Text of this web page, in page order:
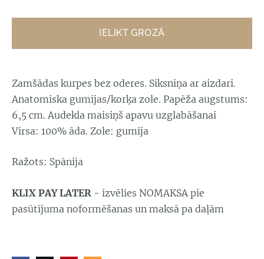
IELIKT GROZĀ
Zamšādas kurpes bez oderes. Siksniņa ar aizdari.
Anatomiska gumijas/korķa zole. Papēža augstums:
6,5 cm. Audekla maisiņš apavu uzglabāšanai
Virsa: 100% āda. Zole: gumija
Ražots: Spānija
KLIX PAY LATER - izvēlies NOMAKSA pie
pasūtījuma noformēšanas un maksā pa daļām